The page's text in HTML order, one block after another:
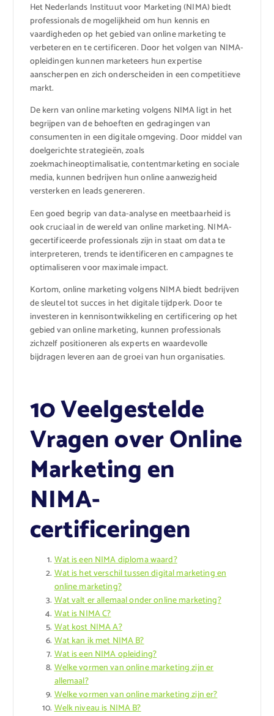
Het Nederlands Instituut voor Marketing (NIMA) biedt
professionals de mogelijkheid om hun kennis en
vaardigheden op het gebied van online marketing te
verbeteren en te certificeren. Door het volgen van NIMA-
opleidingen kunnen marketeers hun expertise
aanscherpen en zich onderscheiden in een competitieve
markt.
De kern van online marketing volgens NIMA ligt in het
begrijpen van de behoeften en gedragingen van
consumenten in een digitale omgeving. Door middel van
doelgerichte strategieën, zoals
zoekmachineoptimalisatie, contentmarketing en sociale
media, kunnen bedrijven hun online aanwezigheid
versterken en leads genereren.
Een goed begrip van data-analyse en meetbaarheid is
ook cruciaal in de wereld van online marketing. NIMA-
gecertificeerde professionals zijn in staat om data te
interpreteren, trends te identificeren en campagnes te
optimaliseren voor maximale impact.
Kortom, online marketing volgens NIMA biedt bedrijven
de sleutel tot succes in het digitale tijdperk. Door te
investeren in kennisontwikkeling en certificering op het
gebied van online marketing, kunnen professionals
zichzelf positioneren als experts en waardevolle
bijdragen leveren aan de groei van hun organisaties.
10 Veelgestelde
Vragen over Online
Marketing en
NIMA-
certificeringen
Wat is een NIMA diploma waard?
Wat is het verschil tussen digital marketing en
online marketing?
Wat valt er allemaal onder online marketing?
Wat is NIMA C?
Wat kost NIMA A?
Wat kan ik met NIMA B?
Wat is een NIMA opleiding?
Welke vormen van online marketing zijn er
allemaal?
Welke vormen van online marketing zijn er?
Welk niveau is NIMA B?